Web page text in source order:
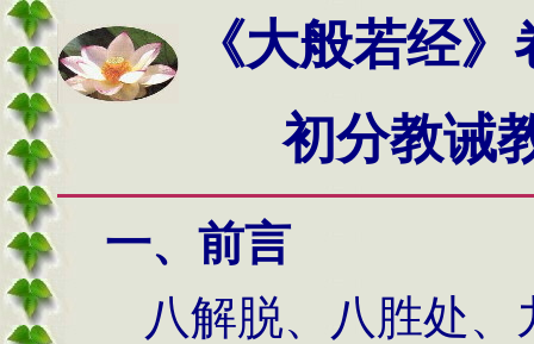
《大般若经》
初分教诫
一、前言
八解脱、八胜处